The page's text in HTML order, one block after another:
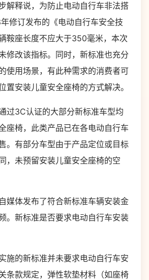
释说，为防止电动自行车非法搭
修订发布的《电动自行车安全技
鞍座长度不应大于350毫米，本次
修改该指标。同时，新标准也充分
使用场景，有此种需求的消费者可
置安装儿童安全座椅的方式解决。
3C认证的大部分新标准车型均
座椅，此类产品已在各电动自行车
。有部分车型由于产品定位或目标
，未预留安装儿童安全座椅的空
体发布了符合新标准车辆安装金
。新标准是否要求电动自行车安装
的新标准并未要求电动自行车安
条款规定，弹性软垫材料（如座椅